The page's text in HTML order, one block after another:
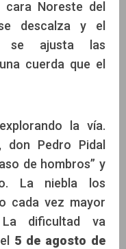
Noreste del
descalza y el
se ajusta las
cuerda que el
la vía.
don Pedro Pidal
de hombros” y
La niebla los
cada vez mayor
dificultad va
5 de agosto de